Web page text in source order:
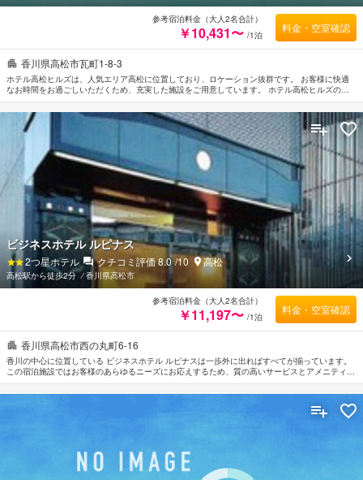
香川県高松市瓦町1-8-3
ホテル高松ヒルズは、人気エリア高松に位置しており、ロケーション抜群です。 お客様に快適
なお時間をお過ごしいただくため、充実した施設をご用意しています。 ホテル高松ヒルズのス
タッフがおもてなしの心を持って丁寧にご対応します。 贅沢なインテリアと便利なアメニティ
を各お部屋に整えております。 当施設ではさまざまなレクリエーションをご体験いただけま
す。 行き届いたサービスとプロフェッショナルな姿勢でホテル高松ヒルズのスタッフがお客様
のリクエストに応じてくれます。
参考宿泊料金（大人2名合計）
￥10,431〜 /1泊
料金・空室確認
香川県高松市西の丸町6-16
香川の中心に位置している ビジネスホテル ルピナスは一歩外に出ればすべてが揃っています。
この宿泊施設ではお客様のあらゆるニーズにお応えするため、質の高いサービスとアメニティが
備えられています。 数ある館内施設には全室Wi-Fi無料, 駐車場, エレベーターなどがあります。
ごゆっくりとお休みいただけるよう客室は落ち着いた内装と和やかな空間に仕上がっており、ル
（LAN）が備えられています。 この宿泊施設ではさまざまなレクリエーションをご体験いただ
ビジネスホテル ルピナス
2つ星ホテル クチコミ評価8.0 /10 高松
高松駅から徒歩2分 ⁄香川県高松市
参考宿泊料金（大人2名合計）
￥11,197〜 /1泊
料金・空室確認